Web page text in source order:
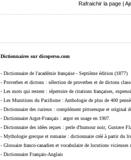
Rafraichir la page
Dictionnaires sur dicoperso.com
- Dictionnaire de l'académie française - Septième édition (1877)
- Proverbes et dictons : sélection de proverbes et de dictons
- Les mots qui restent : répertoire de citations françaises,
- Les Munitions du Pacifisme : Anthologie de plus de 400
- Dictionnaire des curieux : complément pittoresque et original
- Dictionnaire Argot-Français : argot en usage en 1907.
- Dictionnaire des idées reçues : perle d'humour noir, Gustave
- Mythologie grecque et romaine : dictionnaire créé à partir du
- Glossaire franco-canadien et vocabulaire de locutions vicieuses
- Dictionnaire Français-Anglais